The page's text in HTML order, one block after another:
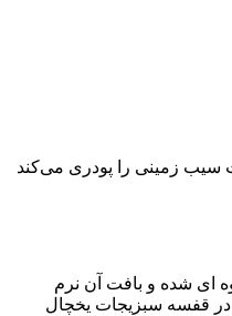
سیب زمینی را پودری می‌کند
ای شده و بافت آن نرم
در قفسه سبزیجات یخچال